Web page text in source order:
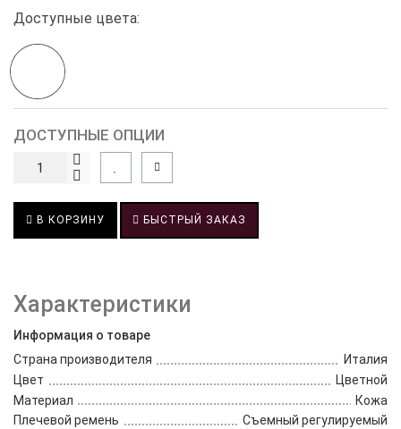
Доступные цвета:
ДОСТУПНЫЕ ОПЦИИ
В КОРЗИНУ БЫСТРЫЙ ЗАКАЗ
Характеристики
Информация о товаре
Страна производителя
Италия
Цвет
Цветной
Материал
Кожа
Плечевой ремень
Съемный регулируемый